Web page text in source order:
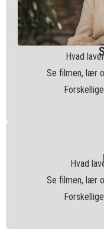
Hvad
Se filmen, lær
Hvad
Se filmen, lær